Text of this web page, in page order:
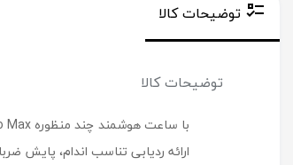
توضیحات کالا
توضیحات کالا
ارائه ردیابی تناسب اندام، پایش